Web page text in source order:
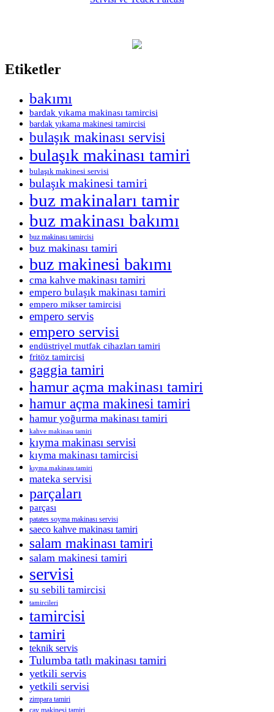
Etiketler
bakımı
bardak yıkama makinası tamircisi
bardak yıkama makinesi tamircisi
bulaşık makinası servisi
bulaşık makinası tamiri
bulaşık makinesi servisi
bulaşık makinesi tamiri
buz makinaları tamir
buz makinası bakımı
buz makinası tamircisi
buz makinası tamiri
buz makinesi bakımı
cma kahve makinası tamiri
empero bulaşık makinası tamiri
empero mikser tamircisi
empero servis
empero servisi
endüstriyel mutfak cihazları tamiri
fritöz tamircisi
gaggia tamiri
hamur açma makinası tamiri
hamur açma makinesi tamiri
hamur yoğurma makinası tamiri
kahve makinası tamiri
kıyma makinası servisi
kıyma makinası tamircisi
kıyma makinası tamiri
mateka servisi
parçaları
parçası
patates soyma makinası servisi
saeco kahve makinası tamiri
salam makinası tamiri
salam makinesi tamiri
servisi
su sebili tamircisi
tamircileri
tamircisi
tamiri
teknik servis
Tulumba tatlı makinası tamiri
yetkili servis
yetkili servisi
zimpara tamiri
çay makinesi tamiri